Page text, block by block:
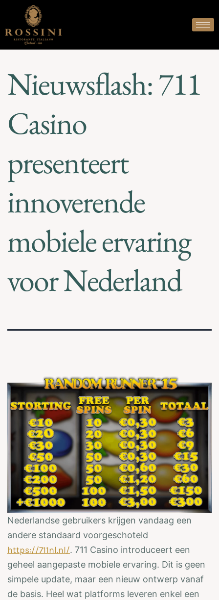
Nieuwsflash: 711
Casino
presenteert
innoverende
mobiele ervaring
voor Nederland
Nederlandse gebruikers krijgen vandaag een
andere standaard voorgeschoteld
https://711nl.nl/. 711 Casino introduceert een
geheel aangepaste mobiele ervaring. Dit is geen
simpele update, maar een nieuw ontwerp vanaf
de basis. Heel wat platforms leveren enkel een